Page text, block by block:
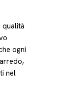
qualità
ogni
nel